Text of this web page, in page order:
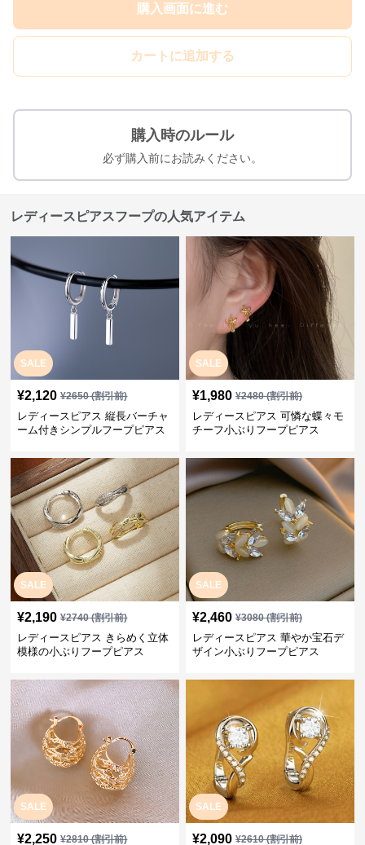
購入画面に進む
カートに追加する
購入時のルール
必ず購入前にお読みください。
レディースピアスフープの人気アイテム
SALE
¥2,120 ¥2650(割引前)
レディースピアス 縦長バーチャ
ーム付きシンプルフープピアス
SALE
¥1,980 ¥2480(割引前)
レディースピアス 可憐な蝶々モ
チーフ小ぶりフープピアス
SALE
¥2,190 ¥2740(割引前)
レディースピアス きらめく立体
模様の小ぶりフープピアス
SALE
¥2,460 ¥3080(割引前)
レディースピアス 華やか宝石デ
ザイン小ぶりフープピアス
SALE
¥2,250 ¥2810(割引前)
SALE
¥2,090 ¥2610(割引前)